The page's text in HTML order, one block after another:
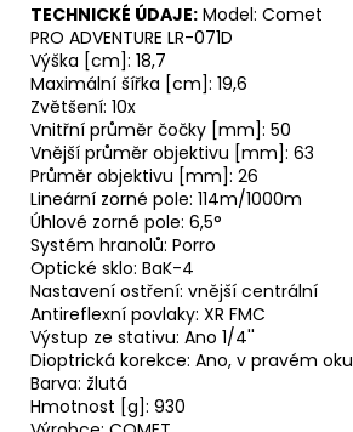
TECHNICKÉ ÚDAJE: Model: Comet
PRO ADVENTURE LR-071D
Výška [cm]: 18,7
Maximální šířka [cm]: 19,6
Zvětšení: 10x
Vnitřní průměr čočky [mm]: 50
Vnější průměr objektivu [mm]: 63
Průměr objektivu [mm]: 26
Lineární zorné pole: 114m/1000m
Úhlové zorné pole: 6,5°
Systém hranolů: Porro
Optické sklo: BaK-4
Nastavení ostření: vnější centrální
Antireflexní povlaky: XR FMC
Výstup ze stativu: Ano 1/4''
Dioptrická korekce: Ano, v pravém
Barva: žlutá
Hmotnost [g]: 930